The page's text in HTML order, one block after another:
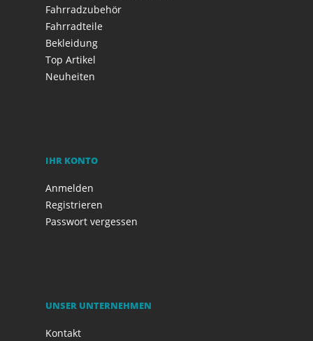
Fahrradzubehör
Fahrradteile
Bekleidung
Top Artikel
Neuheiten
IHR KONTO
Anmelden
Registrieren
Passwort vergessen
UNSER UNTERNEHMEN
Kontakt